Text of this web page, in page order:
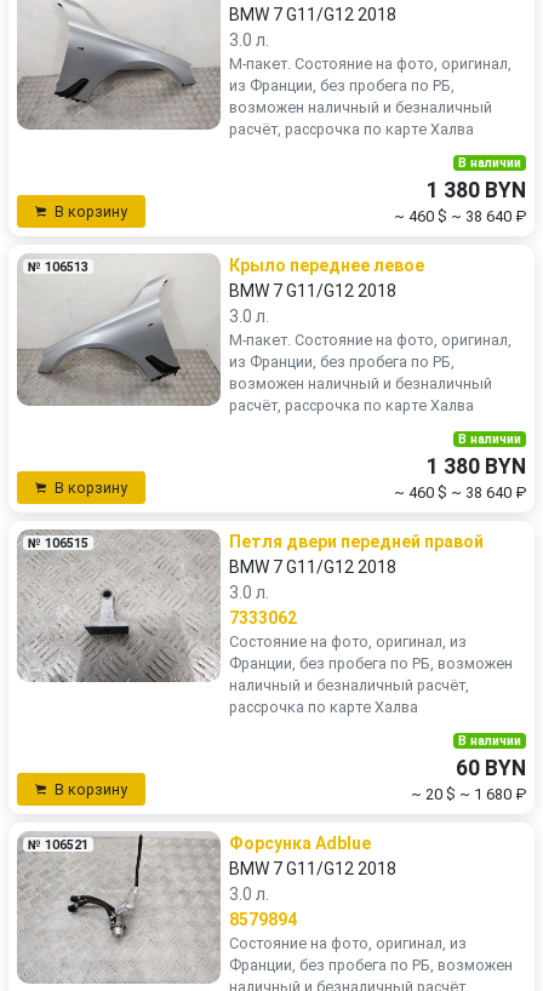
BMW 7 G11/G12 2018
3.0 л.
М-пакет. Состояние на фото, оригинал,
из Франции, без пробега по РБ,
возможен наличный и безналичный
расчёт, рассрочка по карте Халва
В корзину
В наличии
1 380 BYN
~ 460 $ ~ 38 640 ₽
№ 106513
Крыло переднее левое
BMW 7 G11/G12 2018
3.0 л.
М-пакет. Состояние на фото, оригинал,
из Франции, без пробега по РБ,
возможен наличный и безналичный
расчёт, рассрочка по карте Халва
В корзину
В наличии
1 380 BYN
~ 460 $ ~ 38 640 ₽
№ 106515
Петля двери передней правой
BMW 7 G11/G12 2018
3.0 л.
7333062
Состояние на фото, оригинал, из
Франции, без пробега по РБ, возможен
наличный и безналичный расчёт,
рассрочка по карте Халва
В корзину
В наличии
60 BYN
~ 20 $ ~ 1 680 ₽
№ 106521
Форсунка Adblue
BMW 7 G11/G12 2018
3.0 л.
8579894
Состояние на фото, оригинал, из
Франции, без пробега по РБ, возможен
наличный и безналичный расчёт,